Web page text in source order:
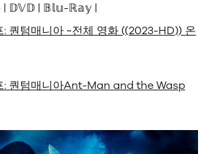
𝔻𝕍𝔻 | 𝔹𝕝𝕦-ℝ𝕒𝕪 |
: 퀀텀매니아 ~전체 영화 ((2023-HD)) 온
: 퀀텀매니아Ant-Man and the Wasp